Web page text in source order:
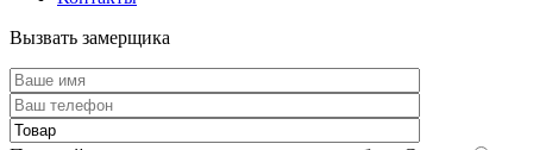
Вызвать замерщика